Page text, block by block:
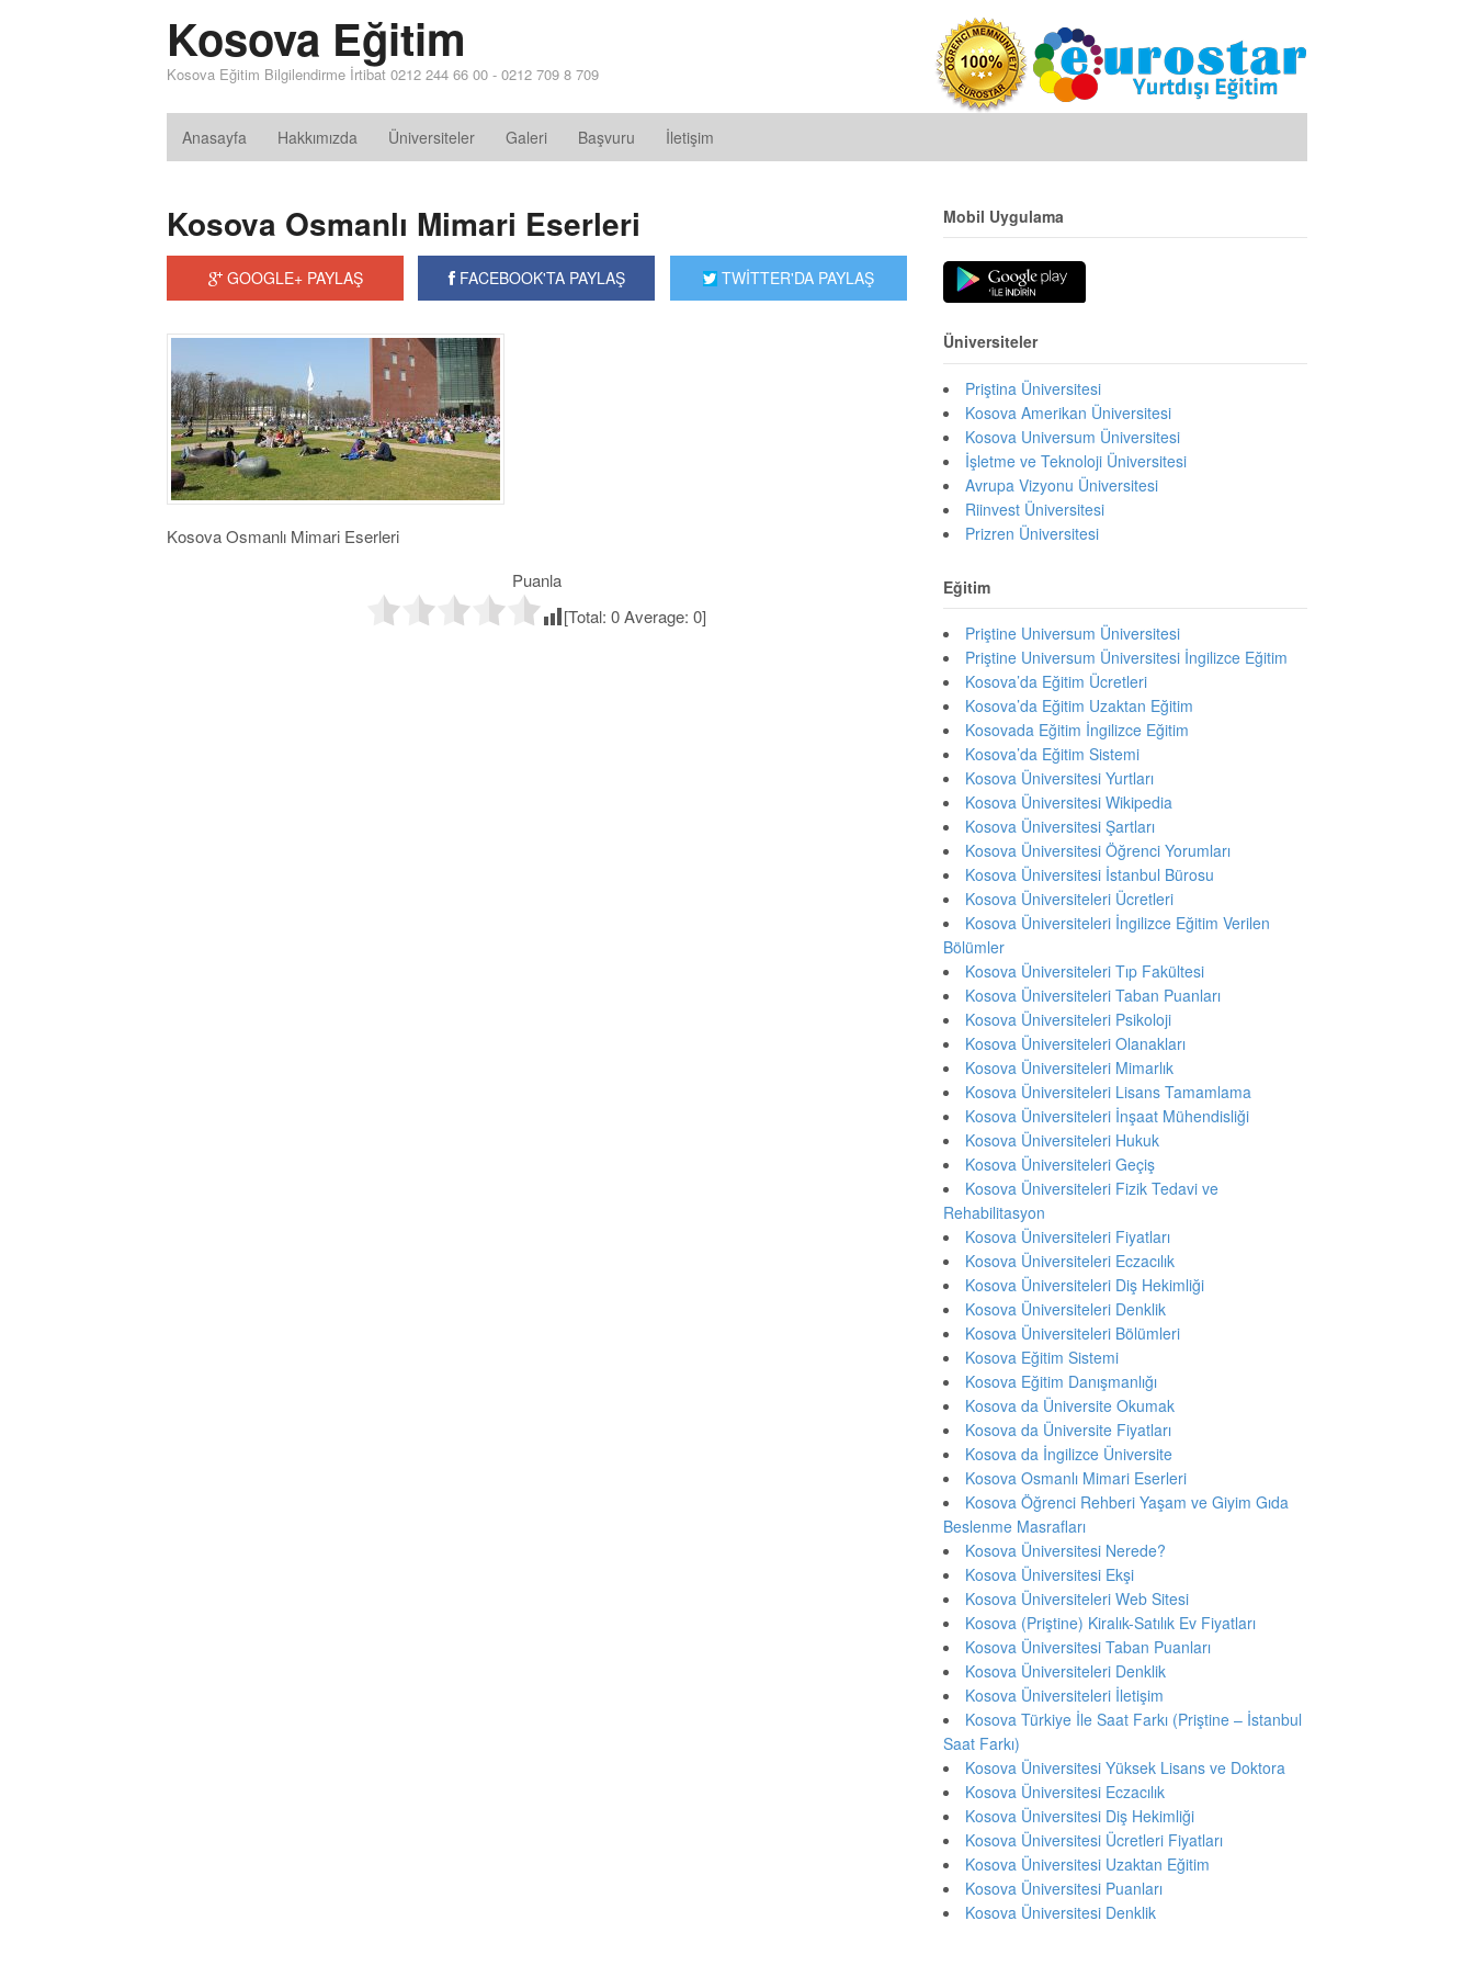
Kosova Eğitim
Kosova Eğitim Bilgilendirme İrtibat 0212 244 66 00 - 0212 709 8 709
Anasayfa Hakkımızda Üniversiteler Galeri Başvuru İletişim
Kosova Osmanlı Mimari Eserleri
GOOGLE+ PAYLAŞ FACEBOOK'TA PAYLAŞ TWİTTER'DA PAYLAŞ
Kosova Osmanlı Mimari Eserleri
Puanla
[Total:0Average:0]
Mobil Uygulama
Üniversiteler
Priştina Üniversitesi
Kosova Amerikan Üniversitesi
Kosova Universum Üniversitesi
İşletme ve Teknoloji Üniversitesi
Avrupa Vizyonu Üniversitesi
Riinvest Üniversitesi
Prizren Üniversitesi
Eğitim
Priştine Universum Üniversitesi
Priştine Universum Üniversitesi İngilizce Eğitim
Kosova’da Eğitim Ücretleri
Kosova’da Eğitim Uzaktan Eğitim
Kosovada Eğitim İngilizce Eğitim
Kosova’da Eğitim Sistemi
Kosova Üniversitesi Yurtları
Kosova Üniversitesi Wikipedia
Kosova Üniversitesi Şartları
Kosova Üniversitesi Öğrenci Yorumları
Kosova Üniversitesi İstanbul Bürosu
Kosova Üniversiteleri Ücretleri
Kosova Üniversiteleri İngilizce Eğitim Verilen
Bölümler
Kosova Üniversiteleri Tıp Fakültesi
Kosova Üniversiteleri Taban Puanları
Kosova Üniversiteleri Psikoloji
Kosova Üniversiteleri Olanakları
Kosova Üniversiteleri Mimarlık
Kosova Üniversiteleri Lisans Tamamlama
Kosova Üniversiteleri İnşaat Mühendisliği
Kosova Üniversiteleri Hukuk
Kosova Üniversiteleri Geçiş
Kosova Üniversiteleri Fizik Tedavi ve
Rehabilitasyon
Kosova Üniversiteleri Fiyatları
Kosova Üniversiteleri Eczacılık
Kosova Üniversiteleri Diş Hekimliği
Kosova Üniversiteleri Denklik
Kosova Üniversiteleri Bölümleri
Kosova Eğitim Sistemi
Kosova Eğitim Danışmanlığı
Kosova da Üniversite Okumak
Kosova da Üniversite Fiyatları
Kosova da İngilizce Üniversite
Kosova Osmanlı Mimari Eserleri
Kosova Öğrenci Rehberi Yaşam ve Giyim Gıda
Beslenme Masrafları
Kosova Üniversitesi Nerede?
Kosova Üniversitesi Ekşi
Kosova Üniversiteleri Web Sitesi
Kosova (Priştine) Kiralık-Satılık Ev Fiyatları
Kosova Üniversitesi Taban Puanları
Kosova Üniversiteleri Denklik
Kosova Üniversiteleri İletişim
Kosova Türkiye İle Saat Farkı (Priştine – İstanbul
Saat Farkı)
Kosova Üniversitesi Yüksek Lisans ve Doktora
Kosova Üniversitesi Eczacılık
Kosova Üniversitesi Diş Hekimliği
Kosova Üniversitesi Ücretleri Fiyatları
Kosova Üniversitesi Uzaktan Eğitim
Kosova Üniversitesi Puanları
Kosova Üniversitesi Denklik